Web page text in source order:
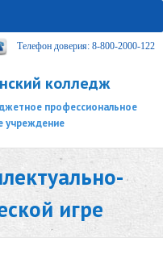
Телефон доверия: 8-800-2000-122
колледж
профессиональное
учреждение
игре